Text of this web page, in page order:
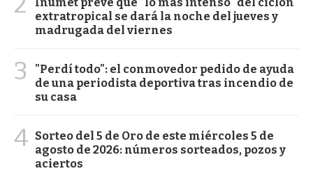
extratropical se dará la noche del jueves y
madrugada del viernes
3
"Perdí todo": el conmovedor pedido de ayuda
de una periodista deportiva tras incendio de
su casa
4 Sorteo del 5 de Oro de este miércoles 5 de
agosto de 2026: números sorteados, pozos y
aciertos